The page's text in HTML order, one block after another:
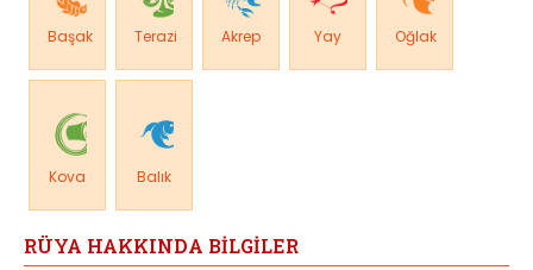
Başak Terazi Akrep Yay Oğlak
Kova Balık
RÜYA HAKKINDA BİLGİLER